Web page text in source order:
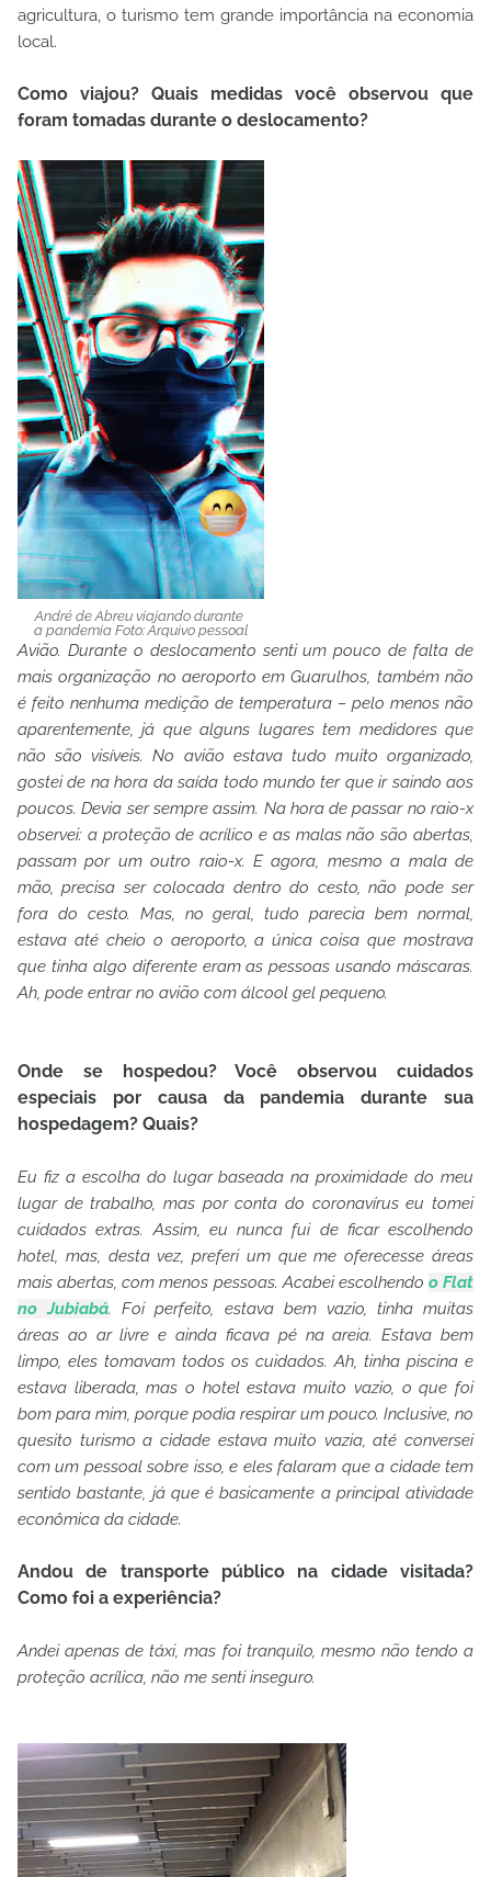
agricultura, o turismo tem grande importância na economia
local.
Como viajou? Quais medidas você observou que
foram tomadas durante o deslocamento?
André de Abreu viajando durante
a pandemia Foto: Arquivo pessoal
Avião. Durante o deslocamento senti um pouco de falta de
mais organização no aeroporto em Guarulhos, também não
é feito nenhuma medição de temperatura – pelo menos não
aparentemente, já que alguns lugares tem medidores que
não são visíveis. No avião estava tudo muito organizado,
gostei de na hora da saída todo mundo ter que ir saindo aos
poucos. Devia ser sempre assim. Na hora de passar no raio-x
observei: a proteção de acrílico e as malas não são abertas,
passam por um outro raio-x. E agora, mesmo a mala de
mão, precisa ser colocada dentro do cesto, não pode ser
fora do cesto. Mas, no geral, tudo parecia bem normal,
estava até cheio o aeroporto, a única coisa que mostrava
que tinha algo diferente eram as pessoas usando máscaras.
Ah, pode entrar no avião com álcool gel pequeno.
Onde se hospedou? Você observou cuidados
especiais por causa da pandemia durante sua
hospedagem? Quais?
Eu fiz a escolha do lugar baseada na proximidade do meu
lugar de trabalho, mas por conta do coronavírus eu tomei
cuidados extras. Assim, eu nunca fui de ficar escolhendo
hotel, mas, desta vez, preferi um que me oferecesse áreas
mais abertas, com menos pessoas. Acabei escolhendo o Flat
no Jubiabá. Foi perfeito, estava bem vazio, tinha muitas
áreas ao ar livre e ainda ficava pé na areia. Estava bem
limpo, eles tomavam todos os cuidados. Ah, tinha piscina e
estava liberada, mas o hotel estava muito vazio, o que foi
bom para mim, porque podia respirar um pouco. Inclusive, no
quesito turismo a cidade estava muito vazia, até conversei
com um pessoal sobre isso, e eles falaram que a cidade tem
sentido bastante, já que é basicamente a principal atividade
econômica da cidade.
Andou de transporte público na cidade visitada?
Como foi a experiência?
Andei apenas de táxi, mas foi tranquilo, mesmo não tendo a
proteção acrílica, não me senti inseguro.